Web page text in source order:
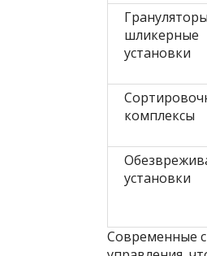
шликерные
установки
комплексы
установки
Современные